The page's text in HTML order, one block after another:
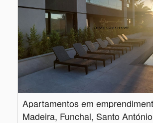
Madeira, Funchal, Santo António